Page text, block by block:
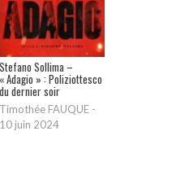
Stefano Sollima –
« Adagio » : Poliziottesco
du dernier soir
Timothée FAUQUE -
10 juin 2024